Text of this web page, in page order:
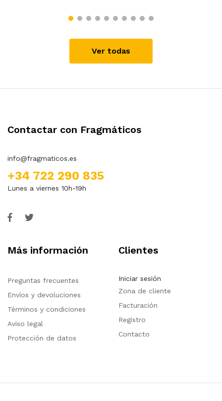
Ver todas
Contactar con Fragmáticos
info@fragmaticos.es
+34 722 290 835
Lunes a viernes 10h-19h
Más información
Preguntas frecuentes
Envíos y devoluciones
Términos y condiciones
Aviso legal
Protección de datos
Clientes
Iniciar sesión
Zona de cliente
Facturación
Registro
Contacto